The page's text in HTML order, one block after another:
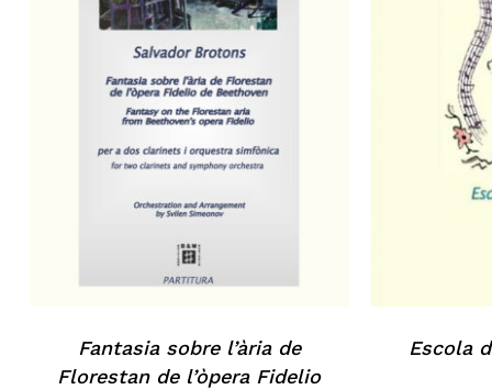
Fantasia sobre l’ària de
Florestan de l’òpera Fidelio
Escola